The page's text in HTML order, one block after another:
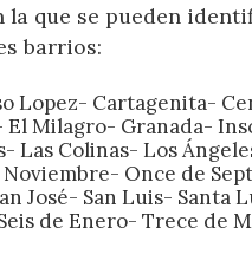
la que se pueden
barrios:
Lopez- Cartagenita-
El Milagro- Granada-
Las Colinas- Los
Once de
José- San Luis- Santa
de Enero- Trece de